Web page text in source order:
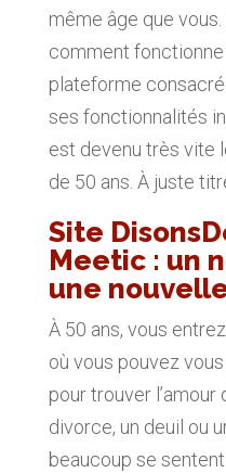
même âge que
comment
plateforme
ses fonctionnalités
est devenu très vite
de 50 ans. À juste
Site
Meetic : un
une
À 50 ans, vous
où vous pouvez
pour trouver
divorce, un deuil ou
beaucoup se